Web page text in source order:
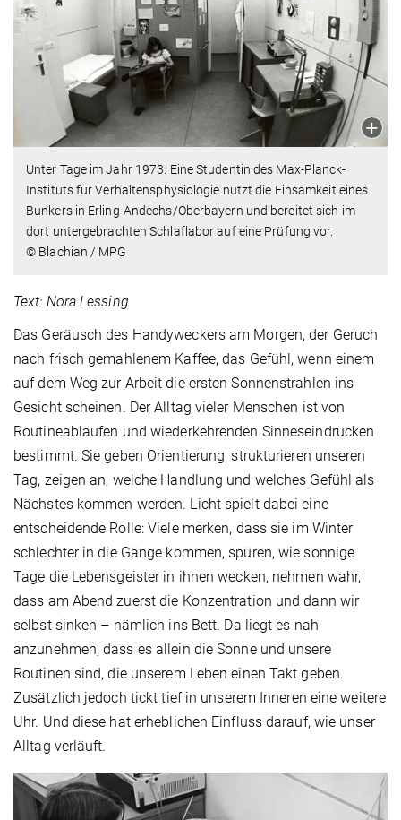
Unter Tage im Jahr 1973: Eine Studentin des Max-Planck-
Instituts für Verhaltensphysiologie nutzt die Einsamkeit eines
Bunkers in Erling-Andechs/Oberbayern und bereitet sich im
dort untergebrachten Schlaflabor auf eine Prüfung vor.
© Blachian / MPG
Text: Nora Lessing
Das Geräusch des Handyweckers am Morgen, der Geruch
nach frisch gemahlenem Kaffee, das Gefühl, wenn einem
auf dem Weg zur Arbeit die ersten Sonnenstrahlen ins
Gesicht scheinen. Der Alltag vieler Menschen ist von
Routineabläufen und wiederkehrenden Sinneseindrücken
bestimmt. Sie geben Orientierung, strukturieren unseren
Tag, zeigen an, welche Handlung und welches Gefühl als
Nächstes kommen werden. Licht spielt dabei eine
entscheidende Rolle: Viele merken, dass sie im Winter
schlechter in die Gänge kommen, spüren, wie sonnige
Tage die Lebensgeister in ihnen wecken, nehmen wahr,
dass am Abend zuerst die Konzentration und dann wir
selbst sinken – nämlich ins Bett. Da liegt es nah
anzunehmen, dass es allein die Sonne und unsere
Routinen sind, die unserem Leben einen Takt geben.
Zusätzlich jedoch tickt tief in unserem Inneren eine weitere
Uhr. Und diese hat erheblichen Einfluss darauf, wie unser
Alltag verläuft.